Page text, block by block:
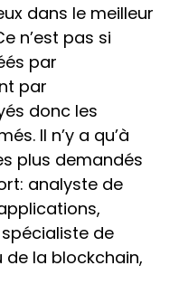
dans le meilleur
n’est pas si
par
par
donc les
Il n’y a qu’à
plus demandés
analyste de
de
de la blockchain,